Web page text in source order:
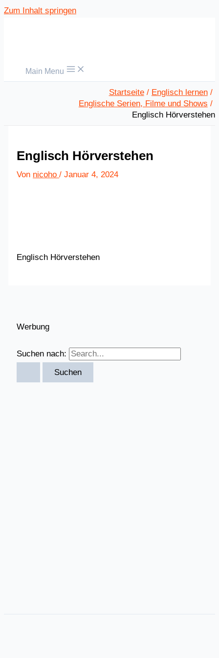
Zum Inhalt springen
Main Menu
Startseite
Englisch lernen
Englische Serien, Filme und Shows
Englisch Hörverstehen
Englisch Hörverstehen
Von nicoho/Januar 4, 2024
Englisch Hörverstehen
Werbung
Suchen nach: